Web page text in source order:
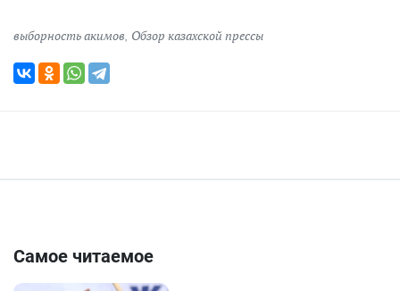
выборность акимов, Обзор казахской прессы
Самое читаемое